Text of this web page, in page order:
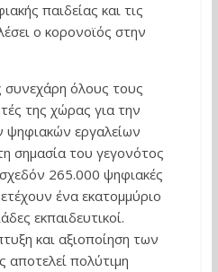
παιδείας και τις
ο κορονοϊός στην
όλους τους
της χώρας για την
ψηφιακών εργαλείων
σημασία του γεγονότος
265.000 ψηφιακές
ένα εκατομμύριο
εκπαιδευτικοί.
και αξιοποίηση των
αποτελεί πολύτιμη